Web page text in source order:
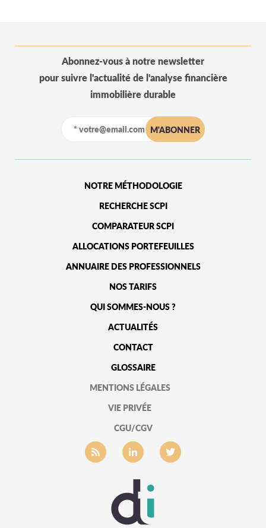
Abonnez-vous à notre newsletter
pour suivre l'actualité de l'analyse financière
immobilière durable
NOTRE MÉTHODOLOGIE
RECHERCHE SCPI
COMPARATEUR SCPI
ALLOCATIONS PORTEFEUILLES
ANNUAIRE DES PROFESSIONNELS
NOS TARIFS
QUI SOMMES-NOUS ?
ACTUALITÉS
CONTACT
GLOSSAIRE
MENTIONS LÉGALES
VIE PRIVÉE
CGU/CGV